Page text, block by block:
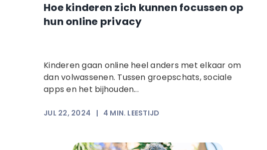
Hoe kinderen zich kunnen focussen op
hun online privacy
Kinderen gaan online heel anders met elkaar om
dan volwassenen. Tussen groepschats, sociale
apps en het bijhouden...
JUL 22, 2024 | 4 MIN. LEESTIJD